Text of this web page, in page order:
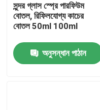
সুন্দর গ্লাস স্প্রে পারফিউম
বোতল, রিফিলযোগ্য কাচের
বোতল 50ml 100ml
অনুসন্ধান পাঠান